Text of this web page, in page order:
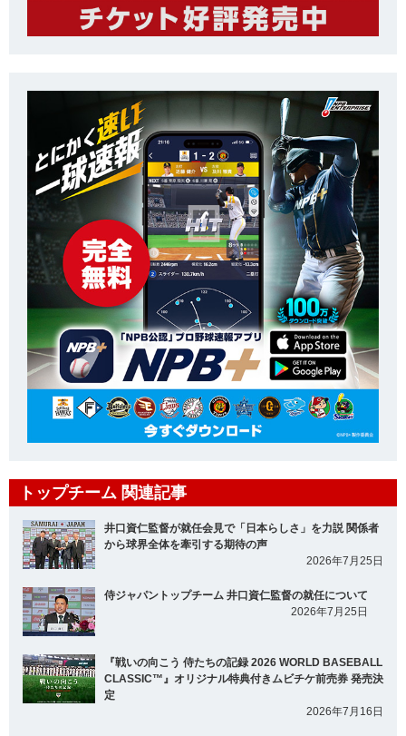
トップチーム 関連記事
井口資仁監督が就任会見で「日本らしさ」を力説 関係者
から球界全体を牽引する期待の声
2026年7月25日
侍ジャパントップチーム 井口資仁監督の就任について
2026年7月25日
『戦いの向こう 侍たちの記録 2026 WORLD BASEBALL
CLASSIC™』オリジナル特典付きムビチケ前売券 発売決
定
2026年7月16日